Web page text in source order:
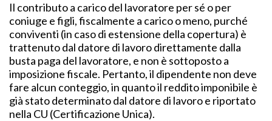
Il contributo a carico del lavoratore per sé o per
coniuge e figli, fiscalmente a carico o meno, purché
conviventi (in caso di estensione della copertura) è
trattenuto dal datore di lavoro direttamente dalla
busta paga del lavoratore, e non è sottoposto a
imposizione fiscale. Pertanto, il dipendente non deve
fare alcun conteggio, in quanto il reddito imponibile è
già stato determinato dal datore di lavoro e riportato
nella CU (Certificazione Unica).